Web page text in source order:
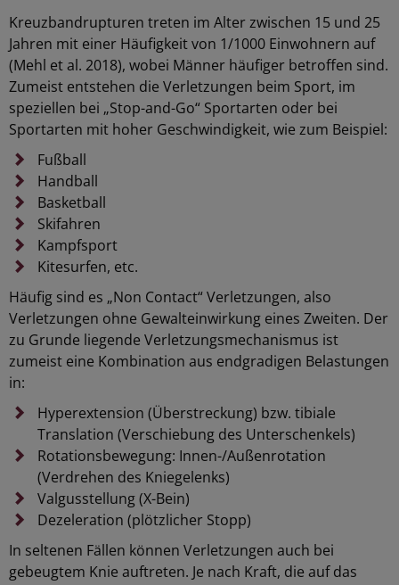
Kreuzbandrupturen treten im Alter zwischen 15 und 25
Jahren mit einer Häufigkeit von 1/1000 Einwohnern auf
(Mehl et al. 2018), wobei Männer häufiger betroffen sind.
Zumeist entstehen die Verletzungen beim Sport, im
speziellen bei „Stop-and-Go“ Sportarten oder bei
Sportarten mit hoher Geschwindigkeit, wie zum Beispiel:
Fußball
Handball
Basketball
Skifahren
Kampfsport
Kitesurfen, etc.
Häufig sind es „Non Contact“ Verletzungen, also
Verletzungen ohne Gewalteinwirkung eines Zweiten. Der
zu Grunde liegende Verletzungsmechanismus ist
zumeist eine Kombination aus endgradigen Belastungen
in:
Hyperextension (Überstreckung) bzw. tibiale
Translation (Verschiebung des Unterschenkels)
Rotationsbewegung: Innen-/Außenrotation
(Verdrehen des Kniegelenks)
Valgusstellung (X-Bein)
Dezeleration (plötzlicher Stopp)
In seltenen Fällen können Verletzungen auch bei
gebeugtem Knie auftreten. Je nach Kraft, die auf das